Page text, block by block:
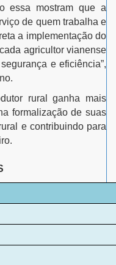
essa mostram que a
de quem trabalha e
a implementação do
agricultor vianense
e eficiência”,
rural ganha mais
formalização de suas
e contribuindo para